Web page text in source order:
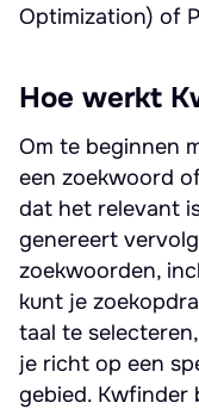
Optimization) of
Hoe werkt
Om te beginnen
een zoekwoord
dat het relevant
genereert
zoekwoorden,
kunt je
taal te
je richt op een
gebied. Kwfinder